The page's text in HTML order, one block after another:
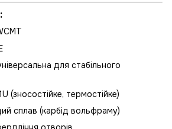
для стабільного
(зносостійке, термостійке)
сплав (карбід вольфраму)